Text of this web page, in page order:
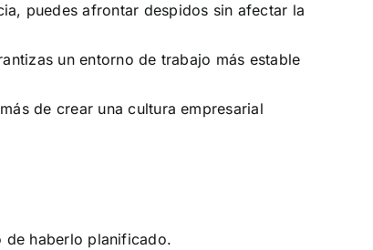
puedes afrontar despidos sin afectar la
un entorno de trabajo más estable
de crear una cultura empresarial
de haberlo planificado.